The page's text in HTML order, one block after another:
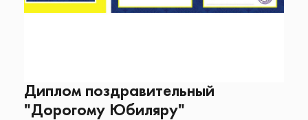
Диплом поздравительный
"Дорогому Юбиляру"